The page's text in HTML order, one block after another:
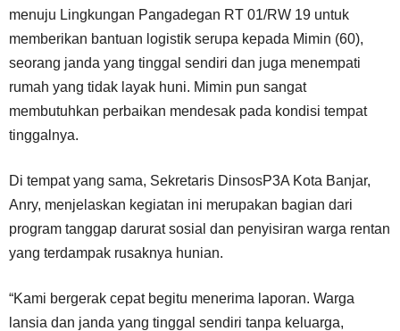
menuju Lingkungan Pangadegan RT 01/RW 19 untuk
memberikan bantuan logistik serupa kepada Mimin (60),
seorang janda yang tinggal sendiri dan juga menempati
rumah yang tidak layak huni. Mimin pun sangat
membutuhkan perbaikan mendesak pada kondisi tempat
tinggalnya.
Di tempat yang sama, Sekretaris DinsosP3A Kota Banjar,
Anry, menjelaskan kegiatan ini merupakan bagian dari
program tanggap darurat sosial dan penyisiran warga rentan
yang terdampak rusaknya hunian.
“Kami bergerak cepat begitu menerima laporan. Warga
lansia dan janda yang tinggal sendiri tanpa keluarga,